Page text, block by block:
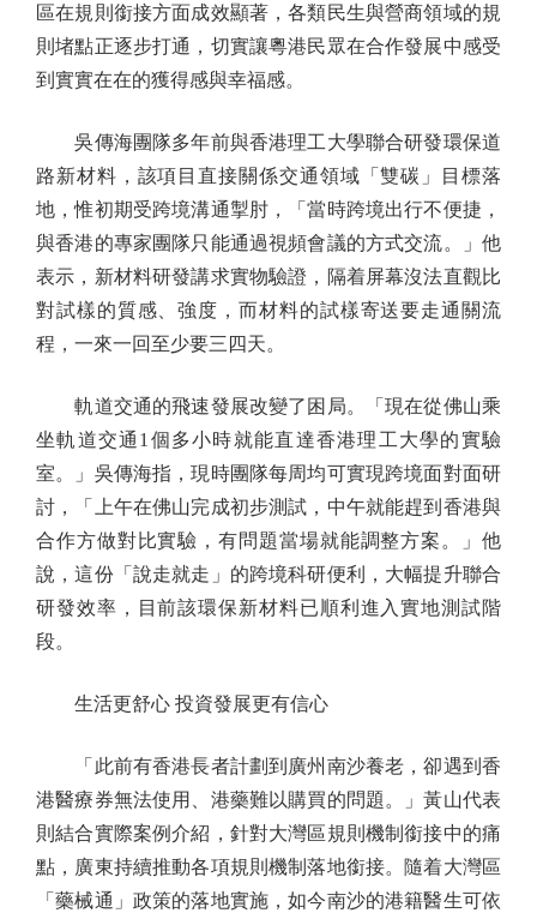
區在規則銜接方面成效顯著，各類民生與營商領域的規
則堵點正逐步打通，切實讓粵港民眾在合作發展中感受
到實實在在的獲得感與幸福感。
吳傳海團隊多年前與香港理工大學聯合研發環保道
路新材料，該項目直接關係交通領域「雙碳」目標落
地，惟初期受跨境溝通掣肘，「當時跨境出行不便捷，
與香港的專家團隊只能通過視頻會議的方式交流。」他
表示，新材料研發講求實物驗證，隔着屏幕沒法直觀比
對試樣的質感、強度，而材料的試樣寄送要走通關流
程，一來一回至少要三四天。
軌道交通的飛速發展改變了困局。「現在從佛山乘
坐軌道交通1個多小時就能直達香港理工大學的實驗
室。」吳傳海指，現時團隊每周均可實現跨境面對面研
討，「上午在佛山完成初步測試，中午就能趕到香港與
合作方做對比實驗，有問題當場就能調整方案。」他
說，這份「說走就走」的跨境科研便利，大幅提升聯合
研發效率，目前該環保新材料已順利進入實地測試階
段。
生活更舒心 投資發展更有信心
「此前有香港長者計劃到廣州南沙養老，卻遇到香
港醫療券無法使用、港藥難以購買的問題。」黃山代表
則結合實際案例介紹，針對大灣區規則機制銜接中的痛
點，廣東持續推動各項規則機制落地銜接。隨着大灣區
「藥械通」政策的落地實施，如今南沙的港籍醫生可依